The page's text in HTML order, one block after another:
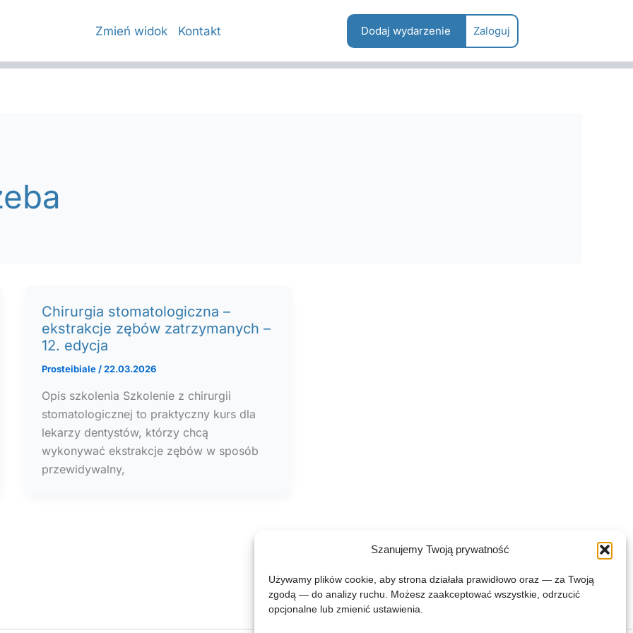
Szanujemy Twoją prywatność
Używamy plików cookie, aby strona działała prawidłowo oraz — za Twoją
zgodą — do analizy ruchu. Możesz zaakceptować wszystkie, odrzucić
opcjonalne lub zmienić ustawienia.
Zmień widok Kontakt Dodaj wydarzenie Zaloguj
Chirurgia stomatologiczna –
ekstrakcje zębów zatrzymanych –
12. edycja
Prosteibiale/22.03.2026
Opis szkolenia Szkolenie z chirurgii
stomatologicznej to praktyczny kurs dla
lekarzy dentystów, którzy chcą
wykonywać ekstrakcje zębów w sposób
przewidywalny,